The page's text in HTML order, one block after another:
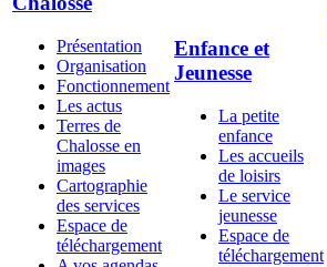
Présentation
Organisation
Fonctionnement
Les actus
Terres de
Chalosse en
images
Cartographie
des services
Espace de
téléchargement
Enfance et
Jeunesse
La petite
enfance
Les accueils
de loisirs
Le service
jeunesse
Espace de
téléchargement